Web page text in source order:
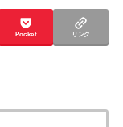
Pocket リンク